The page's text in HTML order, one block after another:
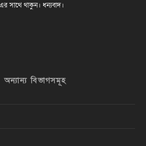
সাথে থাকুন। ধন্যবাদ।
অন্যান্য বিভাগসমূহ